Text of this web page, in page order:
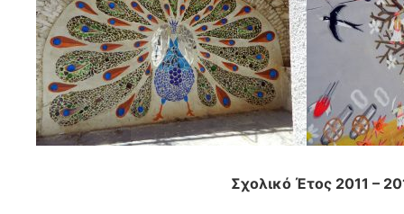
Σχολικό Έτος 2011 –